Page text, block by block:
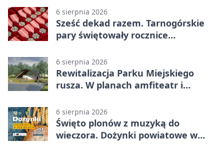
6 sierpnia 2026
Sześć dekad razem. Tarnogórskie
pary świętowały rocznice
6 sierpnia 2026
Rewitalizacja Parku Miejskiego
rusza. W planach amfiteatr i
6 sierpnia 2026
Święto plonów z muzyką do
wieczora. Dożynki powiatowe w